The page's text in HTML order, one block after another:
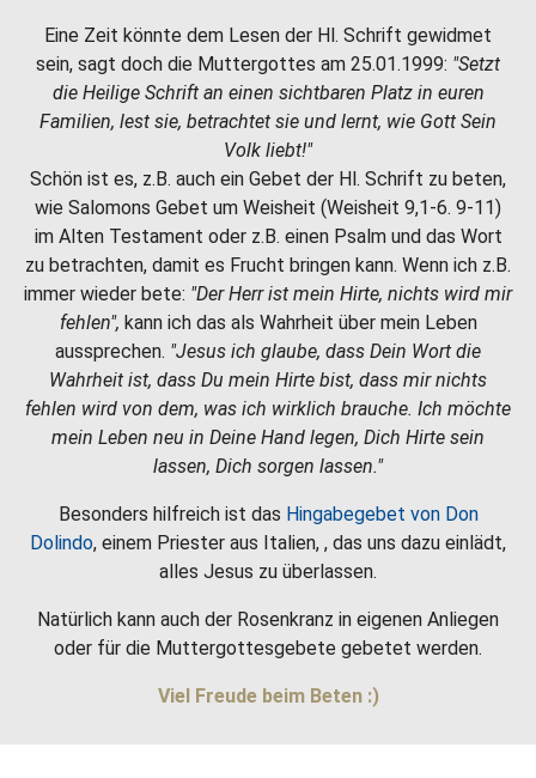
Eine Zeit könnte dem Lesen der Hl. Schrift gewidmet
sein, sagt doch die Muttergottes am 25.01.1999: "Setzt
die Heilige Schrift an einen sichtbaren Platz in euren
Familien, lest sie, betrachtet sie und lernt, wie Gott Sein
Volk liebt!"
Schön ist es, z.B. auch ein Gebet der Hl. Schrift zu beten,
wie Salomons Gebet um Weisheit (Weisheit 9,1-6. 9-11)
im Alten Testament oder z.B. einen Psalm und das Wort
zu betrachten, damit es Frucht bringen kann. Wenn ich z.B.
immer wieder bete: "Der Herr ist mein Hirte, nichts wird mir
fehlen", kann ich das als Wahrheit über mein Leben
aussprechen. "Jesus ich glaube, dass Dein Wort die
Wahrheit ist, dass Du mein Hirte bist, dass mir nichts
fehlen wird von dem, was ich wirklich brauche. Ich möchte
mein Leben neu in Deine Hand legen, Dich Hirte sein
lassen, Dich sorgen lassen."
Besonders hilfreich ist das Hingabegebet von Don
Dolindo, einem Priester aus Italien, , das uns dazu einlädt,
alles Jesus zu überlassen.
Natürlich kann auch der Rosenkranz in eigenen Anliegen
oder für die Muttergottesgebete gebetet werden.
Viel Freude beim Beten :)